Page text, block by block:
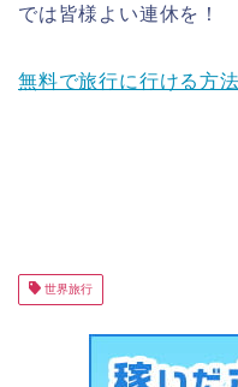
では皆様よい連休を！
無料で旅行に行ける方
世界旅行